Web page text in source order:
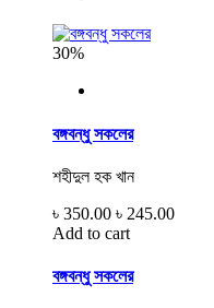
30%
বঙ্গবন্ধু সকলের
শহীদুল হক খান
৳ 350.00 ৳ 245.00
Add to cart
বঙ্গবন্ধু সকলের